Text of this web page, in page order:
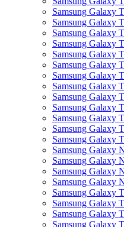
Samsung Galaxy
Samsung Galaxy
Samsung Galaxy
Samsung Galaxy
Samsung Galaxy
Samsung Galaxy
Samsung Galaxy
Samsung Galaxy
Samsung Galaxy
Samsung Galaxy
Samsung Galaxy
Samsung Galaxy
Samsung Galaxy
Samsung Galaxy
Samsung Galaxy
Samsung Galaxy
Samsung Galaxy
Samsung Galaxy
Samsung Galaxy
Samsung Galaxy
Samsung Galaxy